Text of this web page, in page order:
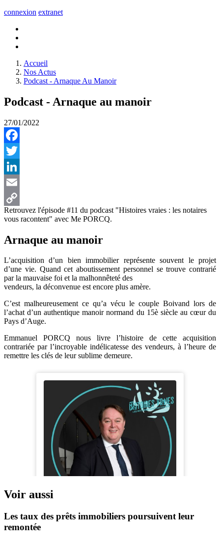
connexion extranet
Accueil
Nos Actus
Podcast - Arnaque Au Manoir
Podcast - Arnaque au manoir
27/01/2022
Facebook
Twitter
LinkedIn
Email
Copy
Retrouvez l'épisode #11 du podcast "Histoires vraies : les notaires
vous racontent" avec Me PORCQ.
Arnaque au manoir
L’acquisition d’un bien immobilier représente souvent le projet
d’une vie. Quand cet aboutissement personnel se trouve contrarié
par la mauvaise foi et la malhonnêteté des
vendeurs, la déconvenue est encore plus amère.
C’est malheureusement ce qu’a vécu le couple Boivand lors de
l’achat d’un authentique manoir normand du 15è siècle au cœur du
Pays d’Auge.
Emmanuel PORCQ nous livre l’histoire de cette acquisition
contrariée par l’incroyable indélicatesse des vendeurs, à l’heure de
remettre les clés de leur sublime demeure.
Voir aussi
Les taux des prêts immobiliers poursuivent leur
remontée